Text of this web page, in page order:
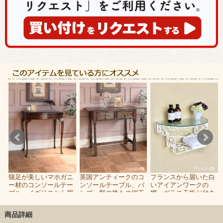
猫足が美しいマホガニ
ー材のコンソールテー
ブル、イギリスから届
ームテーブル
英国アンティークのコ
ンソールテーブル、バ
ンブー型の挽もの細工
フランスから届いた白
いアイアンワークの
棚、ガラス天板が付き
ルシェルフ
商品詳細